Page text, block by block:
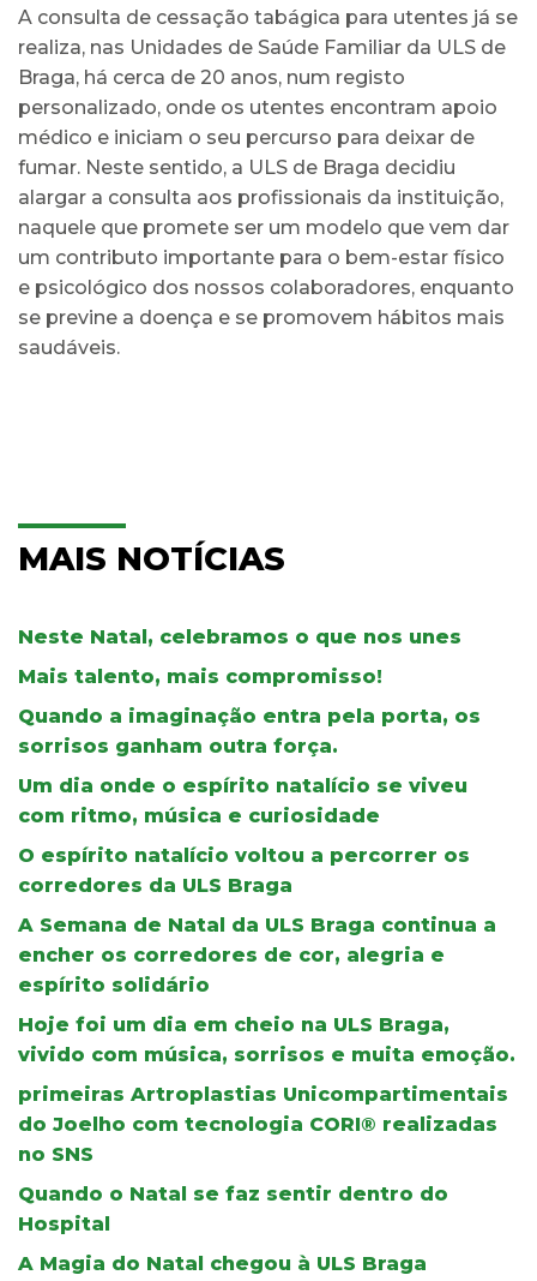
A consulta de cessação tabágica para utentes já se
realiza, nas Unidades de Saúde Familiar da ULS de
Braga, há cerca de 20 anos, num registo
personalizado, onde os utentes encontram apoio
médico e iniciam o seu percurso para deixar de
fumar. Neste sentido, a ULS de Braga decidiu
alargar a consulta aos profissionais da instituição,
naquele que promete ser um modelo que vem dar
um contributo importante para o bem-estar físico
e psicológico dos nossos colaboradores, enquanto
se previne a doença e se promovem hábitos mais
saudáveis.
MAIS NOTÍCIAS
Neste Natal, celebramos o que nos unes
Mais talento, mais compromisso!
Quando a imaginação entra pela porta, os
sorrisos ganham outra força.
Um dia onde o espírito natalício se viveu
com ritmo, música e curiosidade
O espírito natalício voltou a percorrer os
corredores da ULS Braga
A Semana de Natal da ULS Braga continua a
encher os corredores de cor, alegria e
espírito solidário
Hoje foi um dia em cheio na ULS Braga,
vivido com música, sorrisos e muita emoção.
primeiras Artroplastias Unicompartimentais
do Joelho com tecnologia CORI® realizadas
no SNS
Quando o Natal se faz sentir dentro do
Hospital
A Magia do Natal chegou à ULS Braga